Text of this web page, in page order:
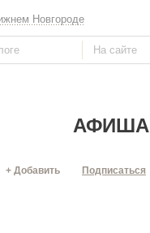
Новгороде
АФИША
+ Добавить Подписаться